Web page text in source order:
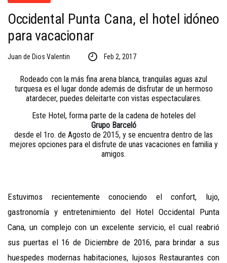
Occidental Punta Cana, el hotel idóneo
para vacacionar
Juan de Dios Valentin Feb 2, 2017
Rodeado con la más fina arena blanca, tranquilas aguas azul
turquesa es el lugar donde además de disfrutar de un hermoso
atardecer, puedes deleitarte con vistas espectaculares.
Este Hotel, forma parte de la cadena de hoteles del
Grupo Barceló
desde el 1ro. de Agosto de 2015, y se encuentra dentro de las
mejores opciones para el disfrute de unas vacaciones en familia y
amigos.
Estuvimos recientemente conociendo el confort, lujo,
gastronomía y entretenimiento del Hotel Occidental Punta
Cana, un complejo con un excelente servicio, el cual reabrió
sus puertas el 16 de Diciembre de 2016, para brindar a sus
huespedes modernas habitaciones, lujosos Restaurantes con